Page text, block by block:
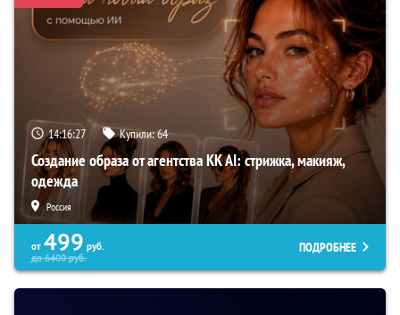
14:16:26 Купили:64
Создание образа от агентства KK AI: стрижка, макияж,
одежда
Россия
от 499 руб.
до6400руб.
ПОДРОБНЕЕ